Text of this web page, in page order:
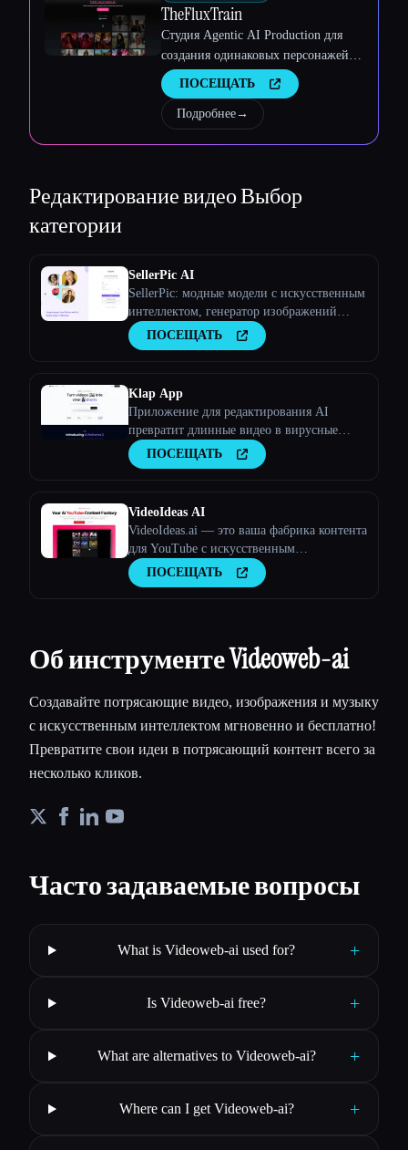
TheFluxTrain
Студия Agentic AI Production для
создания одинаковых персонажей,
рабочих процессов и видео
ПОСЕЩАТЬ
Подробнее→
Редактирование видеоВыбор
категории
SellerPic AI
SellerPic: модные модели с искусственным
интеллектом, генератор изображений
продуктов и видео
ПОСЕЩАТЬ
Klap App
Приложение для редактирования AI
превратит длинные видео в вирусные
клипыПОСЕЩАТЬ
VideoIdeas AI
VideoIdeas.ai — это ваша фабрика контента
для YouTube с искусственным
интеллектом. Создавайте полезные для
вирусов сценарии, свежие идеи для видео
ПОСЕЩАТЬ
Об инструменте Videoweb-ai
Создавайте потрясающие видео, изображения и музыку
с искусственным интеллектом мгновенно и бесплатно!
Превратите свои идеи в потрясающий контент всего за
несколько кликов.
Часто задаваемые вопросы
What is Videoweb-ai used for? +
Is Videoweb-ai free? +
What are alternatives to Videoweb-ai? +
Where can I get Videoweb-ai? +